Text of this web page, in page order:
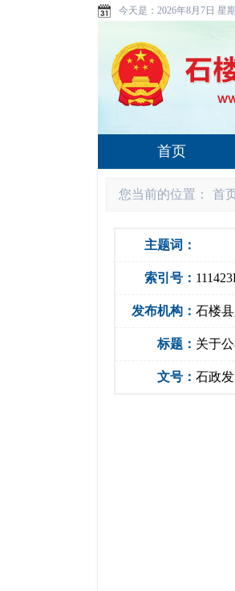
今天是： 2026年8月7日 星
首页
您当前的位置： 首
主题词：
索引号：
发布机构： 石楼
标题： 关于
文号： 石政